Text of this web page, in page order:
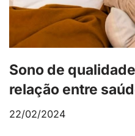
Sono de
relação entre
22/02/2024